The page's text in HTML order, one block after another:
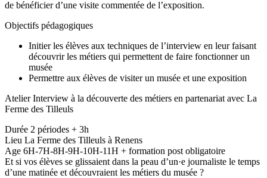
de bénéficier d’une visite commentée de l’exposition.
Objectifs pédagogiques
Initier les élèves aux techniques de l’interview en leur faisant
découvrir les métiers qui permettent de faire fonctionner un
musée
Permettre aux élèves de visiter un musée et une exposition
Atelier Interview à la découverte des métiers en partenariat avec La
Ferme des Tilleuls
Durée 2 périodes + 3h
Lieu La Ferme des Tilleuls à Renens
Age 6H-7H-8H-9H-10H-11H + formation post obligatoire
Et si vos élèves se glissaient dans la peau d’un·e journaliste le temps
d’une matinée et découvraient les métiers du musée ?